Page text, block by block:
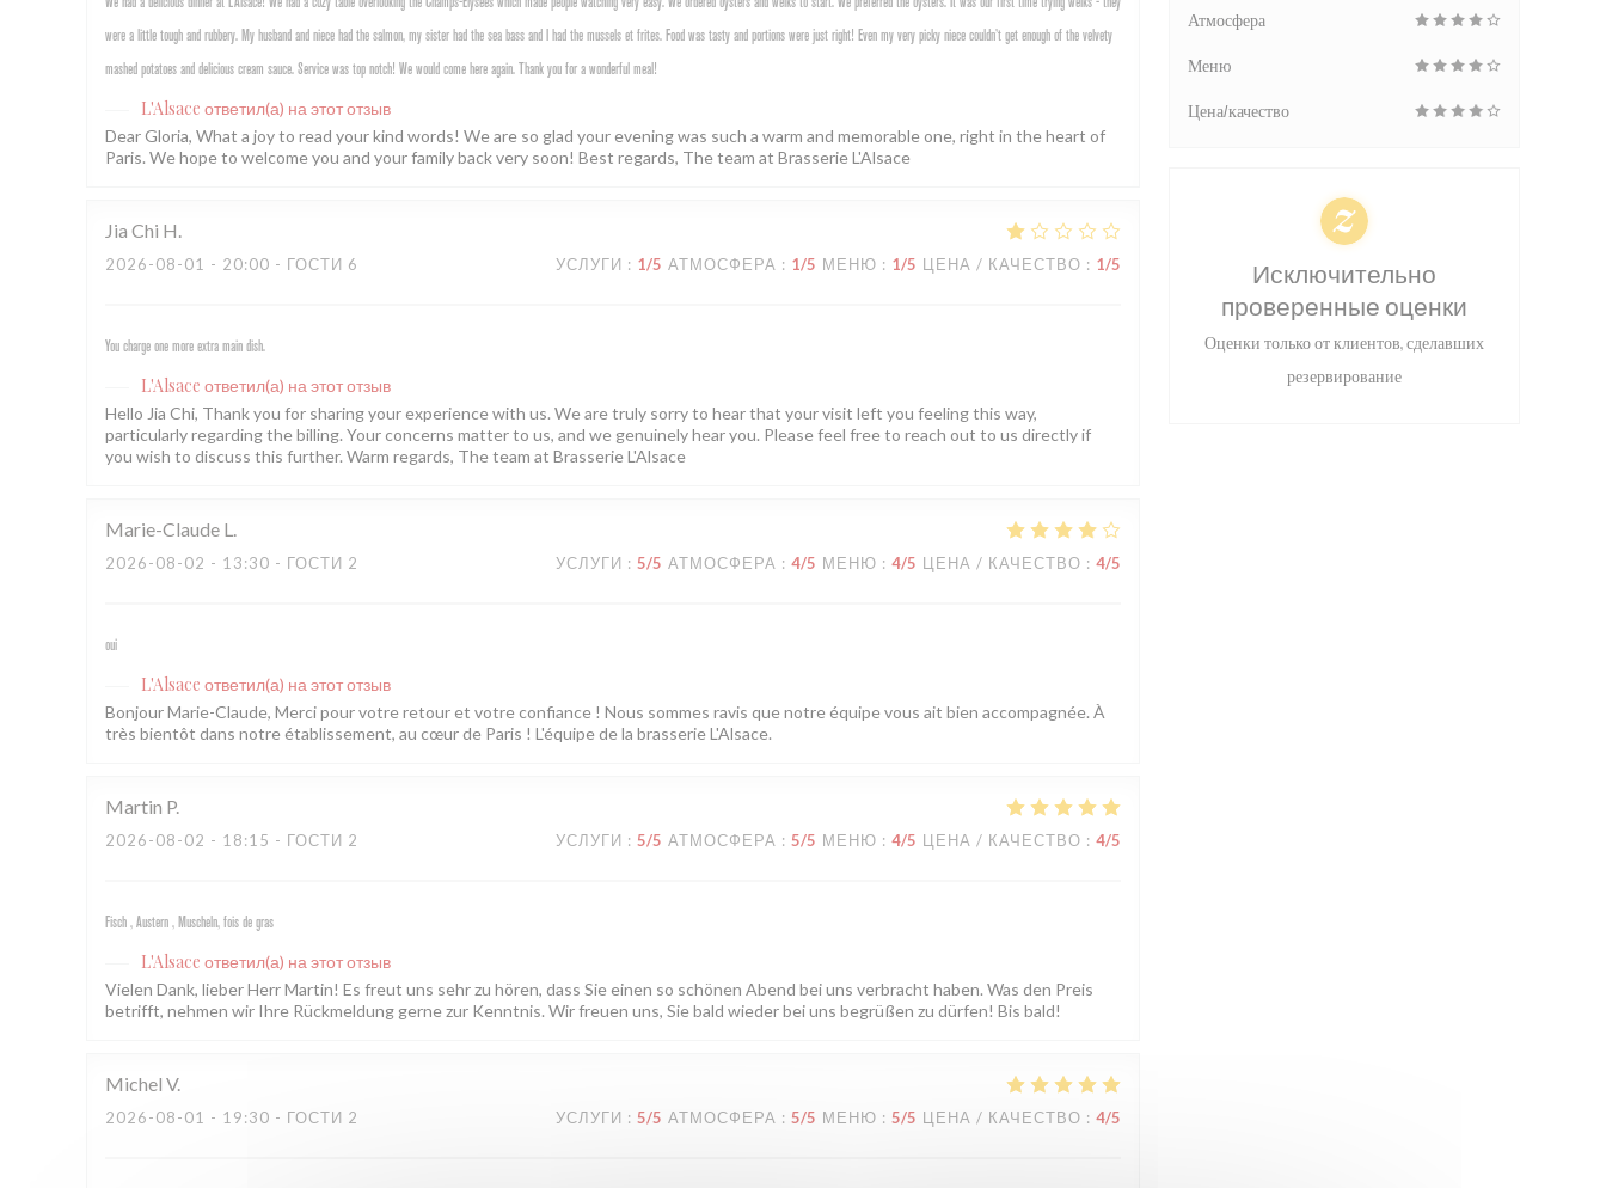
were a little tough and rubbery. My husband and niece had the salmon, my sister had the sea bass and I had the mussels et frites. Food was tasty and portions were just right! Even my very picky niece couldn’t get enough of the velvety
mashed potatoes and delicious cream sauce. Service was top notch! We would come here again. Thank you for a wonderful meal!
L'Alsace ответил(а) на этот отзыв
Dear Gloria, What a joy to read your kind words! We are so glad your evening was such a warm and memorable one, right in the heart of
Paris. We hope to welcome you and your family back very soon! Best regards, The team at Brasserie L'Alsace
Jia Chi H
2026-08-01 - 20:00 - ГОСТИ 6 УСЛУГИ : 1/5 АТМОСФЕРА : 1/5 МЕНЮ : 1/5 ЦЕНА / КАЧЕСТВО : 1/5
You charge one more extra main dish.
L'Alsace ответил(а) на этот отзыв
Hello Jia Chi, Thank you for sharing your experience with us. We are truly sorry to hear that your visit left you feeling this way,
particularly regarding the billing. Your concerns matter to us, and we genuinely hear you. Please feel free to reach out to us directly if
you wish to discuss this further. Warm regards, The team at Brasserie L'Alsace
Marie-Claude L
2026-08-02 - 13:30 - ГОСТИ 2 УСЛУГИ : 5/5 АТМОСФЕРА : 4/5 МЕНЮ : 4/5 ЦЕНА / КАЧЕСТВО : 4/5
oui
L'Alsace ответил(а) на этот отзыв
Bonjour Marie-Claude, Merci pour votre retour et votre confiance ! Nous sommes ravis que notre équipe vous ait bien accompagnée. À
très bientôt dans notre établissement, au cœur de Paris ! L'équipe de la brasserie L'Alsace.
Martin P
2026-08-02 - 18:15 - ГОСТИ 2 УСЛУГИ : 5/5 АТМОСФЕРА : 5/5 МЕНЮ : 4/5 ЦЕНА / КАЧЕСТВО : 4/5
Fisch , Austern , Muscheln, fois de gras
L'Alsace ответил(а) на этот отзыв
Vielen Dank, lieber Herr Martin! Es freut uns sehr zu hören, dass Sie einen so schönen Abend bei uns verbracht haben. Was den Preis
betrifft, nehmen wir Ihre Rückmeldung gerne zur Kenntnis. Wir freuen uns, Sie bald wieder bei uns begrüßen zu dürfen! Bis bald!
Michel V
2026-08-01 - 19:30 - ГОСТИ 2 УСЛУГИ : 5/5 АТМОСФЕРА : 5/5 МЕНЮ : 5/5 ЦЕНА / КАЧЕСТВО : 4/5
Атмосфера
Меню
Цена/качество
Исключительно
проверенные оценки
Оценки только от клиентов, сделавших
резервирование